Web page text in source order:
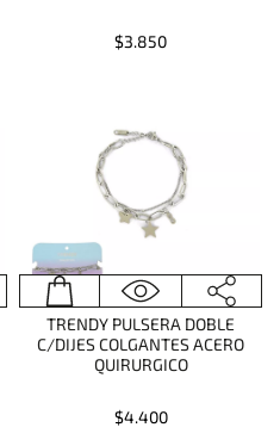
$3.850
TRENDY PULSERA DOBLE
C/DIJES COLGANTES ACERO
QUIRURGICO
$4.400